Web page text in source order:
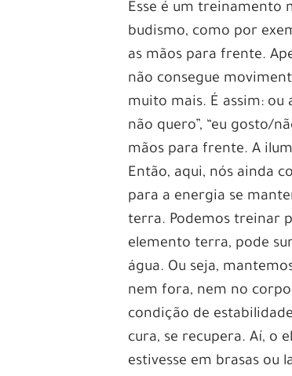
Esse é um treinamento
budismo, como por
as mãos para frente.
não consegue
muito mais. É assim: ou
não quero”, “eu gosto/
mãos para frente. A
Então, aqui, nós ainda
para a energia se
terra. Podemos treinar
elemento terra, pode
água. Ou seja,
nem fora, nem no corpo
condição de
cura, se recupera. Aí, o
estivesse em brasas ou